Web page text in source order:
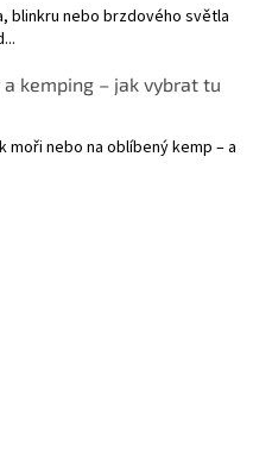
blinkru nebo brzdového světla
kemping – jak vybrat tu
nebo na oblíbený kemp – a